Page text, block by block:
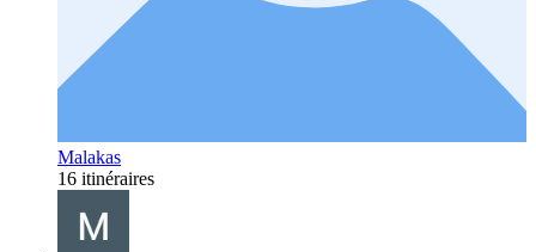
Malakas
16 itinéraires